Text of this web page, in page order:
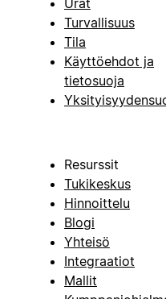
Turvallisuus
Tila
Käyttöehdot ja
tietosuoja
Resurssit
Tukikeskus
Hinnoittelu
Blogi
Yhteisö
Integraatiot
Mallit